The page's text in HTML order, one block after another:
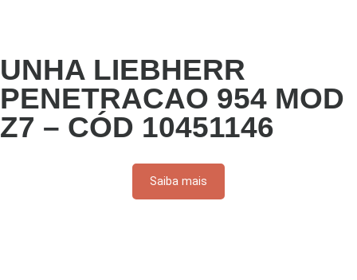
UNHA LIEBHERR
PENETRACAO 954 MOD
Z7 – CÓD 10451146
Saiba mais